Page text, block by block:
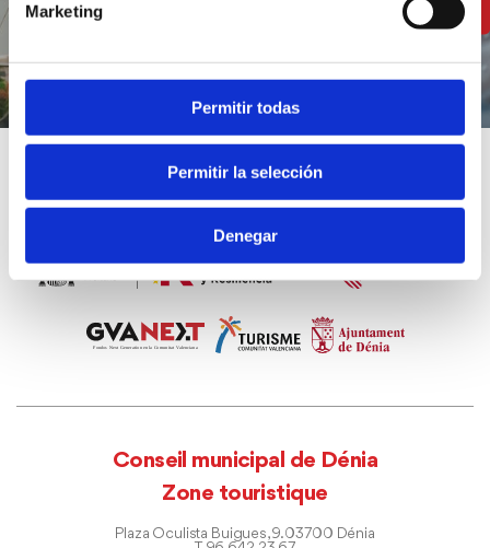
Marketing
Permitir todas
Permitir la selección
Denegar
Conseil municipal de Dénia
Zone touristique
Plaza Oculista Buigues, 9. 03700 Dénia